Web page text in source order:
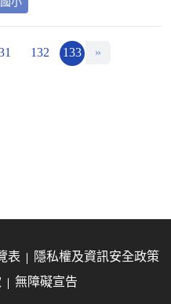
132 133 »
表
隱私權及資訊安全政策
無障礙宣告